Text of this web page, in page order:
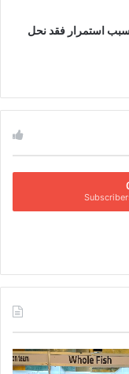
استمرار فقد نحل